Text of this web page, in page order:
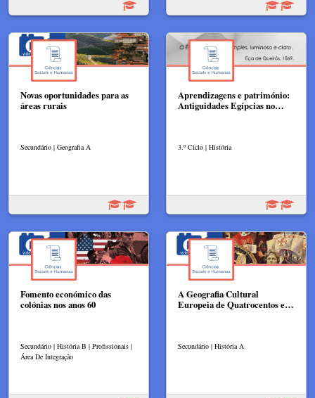
Novas oportunidades para as
áreas rurais
Secundário | Geografia A
Aprendizagens e património:
Antiguidades Egípcias no…
3.º Ciclo | História
Fomento económico das
colónias nos anos 60
Secundário | História B | Profissionais |
Área De Integração
A Geografia Cultural
Europeia de Quatrocentos e…
Secundário | História A